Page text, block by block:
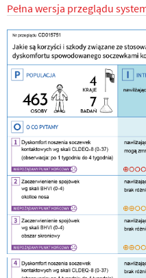
Pełna wersja przeglądu